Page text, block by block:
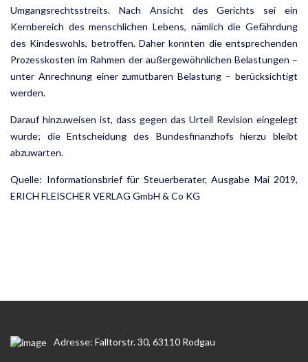
Umgangsrechts­streits. Nach Ansicht des Gerichts sei ein
Kernbereich des menschlichen Lebens, nämlich die Gefährdung
des Kindeswohls, betroffen. Daher konnten die entsprechenden
Prozesskosten im Rahmen der außergewöhn­lichen Belastungen –
unter Anrechnung einer zumutbaren Belastung – berücksichtigt
werden.
Darauf hinzuweisen ist, dass gegen das Urteil Revision eingelegt
wurde; die Entscheidung des Bundes­finanzhofs hierzu bleibt
abzuwarten.
Quelle: Informationsbrief für Steuerberater, Ausgabe Mai 2019,
ERICH FLEISCHER VERLAG GmbH & Co KG
Adresse: Falltorstr. 30, 63110 Rodgau